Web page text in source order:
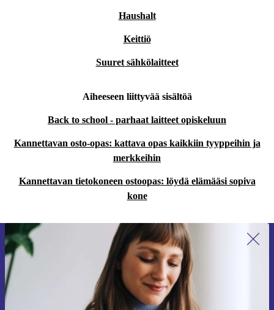
Haushalt
Keittiö
Suuret sähkölaitteet
Aiheeseen liittyvää sisältöä
Back to school - parhaat laitteet opiskeluun
Kannettavan osto-opas: kattava opas kaikkiin tyyppeihin ja
merkkeihin
Kannettavan tietokoneen ostoopas: löydä elämääsi sopiva
kone
Liity ensimmäistä kertaa uutiskirjeen
tilaajaksi ja säästä 15 €!
Älä missaa enää yhtäkään tarjousta.